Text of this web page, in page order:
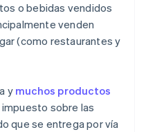
o bebidas vendidos
venden
(como restaurantes y
y muchos productos
sobre las
que se entrega por vía